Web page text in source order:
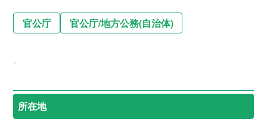
官公庁 官公庁/地方公務(自治体)
-
所在地